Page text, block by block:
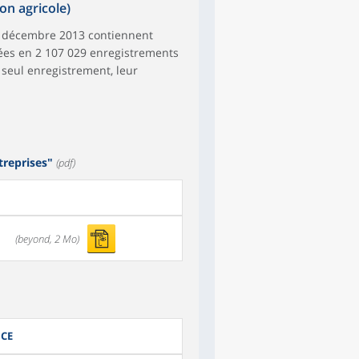
agricole)
2013 contiennent
en 2 107 029 enregistrements
enregistrement, leur
(pdf)
(beyond, 2 Mo)